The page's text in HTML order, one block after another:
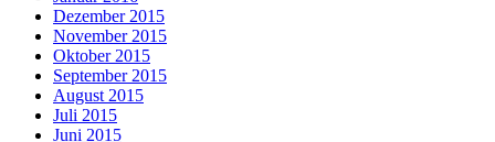
Dezember 2015
November 2015
Oktober 2015
September 2015
August 2015
Juli 2015
Juni 2015